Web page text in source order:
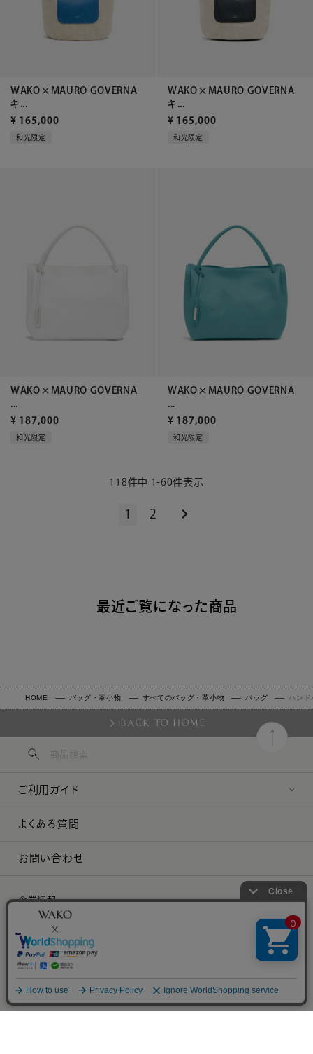
WAKO×MAURO GOVERNA
キ...
¥ 165,000
和光限定
WAKO×MAURO GOVERNA
キ...
¥ 165,000
和光限定
WAKO×MAURO GOVERNA
¥ 187,000
和光限定
WAKO×MAURO GOVERNA
¥ 187,000
和光限定
118件中 1-60件表示
1 2
最近ご覧になった商品
HOME バッグ・革小物 すべてのバッグ・革小物 バッグ ハンド
BACK TO HOME
ご利用ガイド
よくある質問
お問い合わせ
企業情報
プレスリリース
採用情報
特定商取引に関する法律に基づく表示